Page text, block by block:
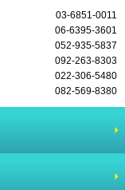
03-6851-0011
06-6395-3601
052-935-5837
092-263-8303
022-306-5480
082-569-8380